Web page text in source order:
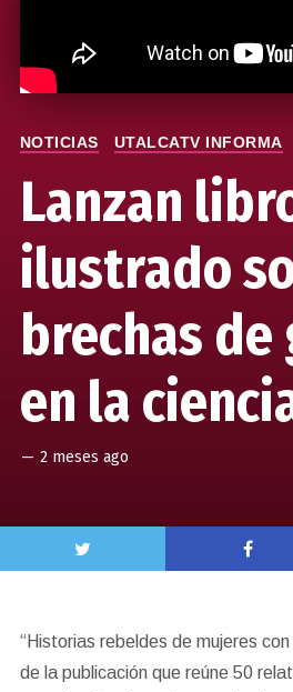
NOTICIAS UTALCATV INFORMA
Lanzan
ilustrado
brechas de
en la
— 2 meses ago
“Historias rebeldes de mujeres
de la publicación que reúne 50